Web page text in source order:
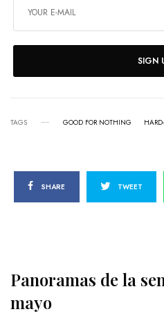
SIGN
TAGS GOOD FOR NOTHING
SHARE TWEET
Panoramas de la
mayo